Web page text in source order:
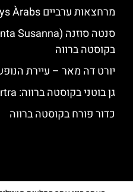
מרחצאות ערביים Banys Àrabs בגירונה
בקוסטה ברווה
יורט דה מאר – עיירת
גן בוטני בקוסטה ברווה: ‪‪Jardí Botànic Marimurtra‬‬
כדור פורח בקוסטה ברווה